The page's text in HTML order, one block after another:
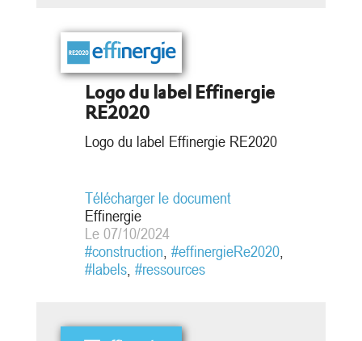
Logo du label Effinergie
RE2020
Logo du label Effinergie RE2020
Télécharger le document
Effinergie
Le 07/10/2024
#construction #effinergieRe2020,
#labels, #ressources